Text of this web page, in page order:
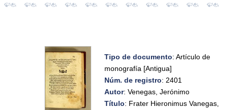
Tipo de documento: Artículo de
monografía [Antigua]
Núm. de registro: 2401
Autor: Venegas, Jerónimo
Título: Frater Hieronimus Vanegas,